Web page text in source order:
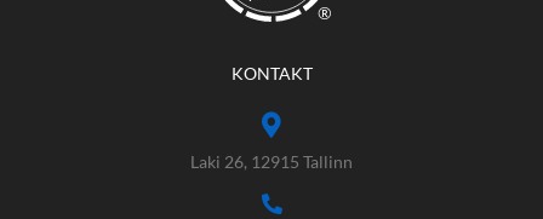
®
KONTAKT
Laki 26, 12915 Tallinn